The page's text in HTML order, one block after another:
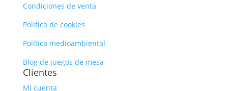
Condiciones de venta
Política de cookies
Política medioambiental
Blog de juegos de mesa
Clientes
Mi cuenta